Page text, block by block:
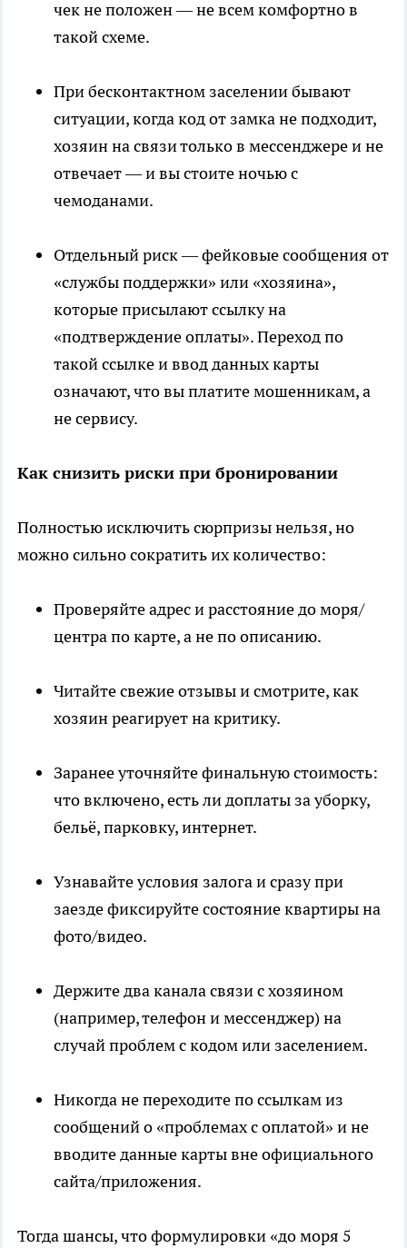
чек не положен — не всем комфортно в
такой схеме.
При бесконтактном заселении бывают
ситуации, когда код от замка не подходит,
хозяин на связи только в мессенджере и не
отвечает — и вы стоите ночью с
чемоданами.
Отдельный риск — фейковые сообщения от
«службы поддержки» или «хозяина»,
которые присылают ссылку на
«подтверждение оплаты». Переход по
такой ссылке и ввод данных карты
означают, что вы платите мошенникам, а
не сервису.
Как снизить риски при бронировании
Полностью исключить сюрпризы нельзя, но
можно сильно сократить их количество:
Проверяйте адрес и расстояние до моря/
центра по карте, а не по описанию.
Читайте свежие отзывы и смотрите, как
хозяин реагирует на критику.
Заранее уточняйте финальную стоимость:
что включено, есть ли доплаты за уборку,
бельё, парковку, интернет.
Узнавайте условия залога и сразу при
заезде фиксируйте состояние квартиры на
фото/видео.
Держите два канала связи с хозяином
(например, телефон и мессенджер) на
случай проблем с кодом или заселением.
Никогда не переходите по ссылкам из
сообщений о «проблемах с оплатой» и не
вводите данные карты вне официального
сайта/приложения.
Тогда шансы, что формулировки «до моря 5